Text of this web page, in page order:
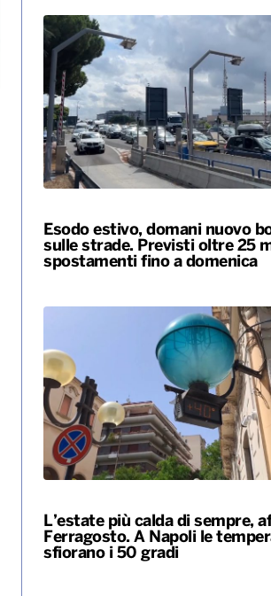
Esodo estivo, domani nuovo
sulle strade. Previsti oltre 25
spostamenti fino a domenica
L’estate più calda di sempre,
Ferragosto. A Napoli le
sfiorano i 50 gradi